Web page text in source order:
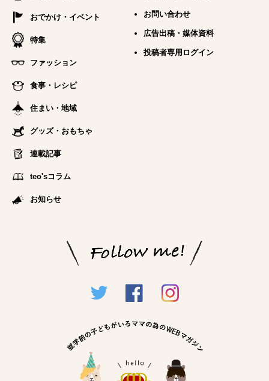
おでかけ・イベント
特集
ファッション
食事・レシピ
住まい・地域
グッズ・おもちゃ
連載記事
teo'sコラム
お知らせ
お問い合わせ
広告出稿・媒体資料
投稿者専用ログイン